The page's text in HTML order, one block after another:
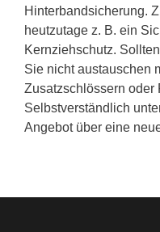
Hinterbandsicherung.
heutzutage z. B. ein
Kernziehschutz.
Sie nicht austauschen
Zusatzschlössern oder
Selbstverständlich
Angebot über eine